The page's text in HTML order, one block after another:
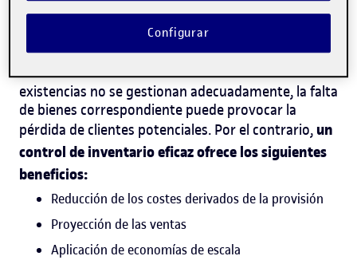
desarrollo de cualquier actividad comercial, ya que
la organización del almacén permite tener
siemprelos productos necesarios para satisfacer
las demandas
existencias no se gestionan adecuadamente, la falta
de bienes correspondiente puede provocar la
pérdida de clientes potenciales. Por el contrario, un
control de inventario eficaz ofrece los siguientes
beneficios:
Reducción de los costes derivados de la provisión
Proyección de las ventas
Aplicación de economías de escala
Configurar